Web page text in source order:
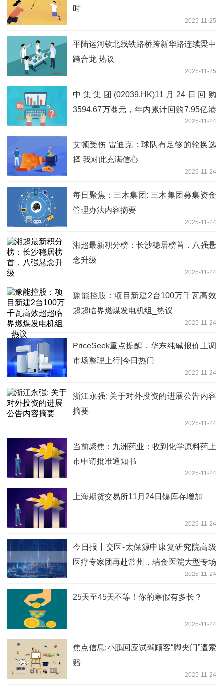
时
2025-11-25
平陆运河钦北线铁路桥跨新华路连续梁中
跨合龙 热议
2025-11-25
中集集团(02039.HK)11月24日回购
3594.67万港元，年内累计回购7.95亿港
2025-11-24
艾顿受伤 雷迪克：球队有足够的轮换选
择 我对此充满信心
2025-11-24
每日聚焦：三木集团: 三木集团募集资金
管理办法内容摘要
2025-11-24
湘超最新积分榜：长沙稳居榜首，八强悬
念升级
2025-11-24
豫能控股：项目新建2台100万千瓦高效
超超临界燃煤发电机组_热议
2025-11-24
PriceSeek重点提醒：华东纯碱报价上调
市场整理上行|今日热门
2025-11-24
浙江永强: 关于对外投资的进展公告内容
摘要
2025-11-24
当前聚焦：九洲药业：收到化学原料药上
市申请批准通知书
2025-11-24
上海期货交易所11月24日镍库存增加
2025-11-24
今日报丨交医-太保源申康复研究院高级
医疗专家团再赴常州，瑞金医院大型专场
2025-11-24
25天至45天不等！你的寒假有多长？
2025-11-24
焦点信息:小鹏回应试驾顾客“脚夹门”遭索
赔
2025-11-24